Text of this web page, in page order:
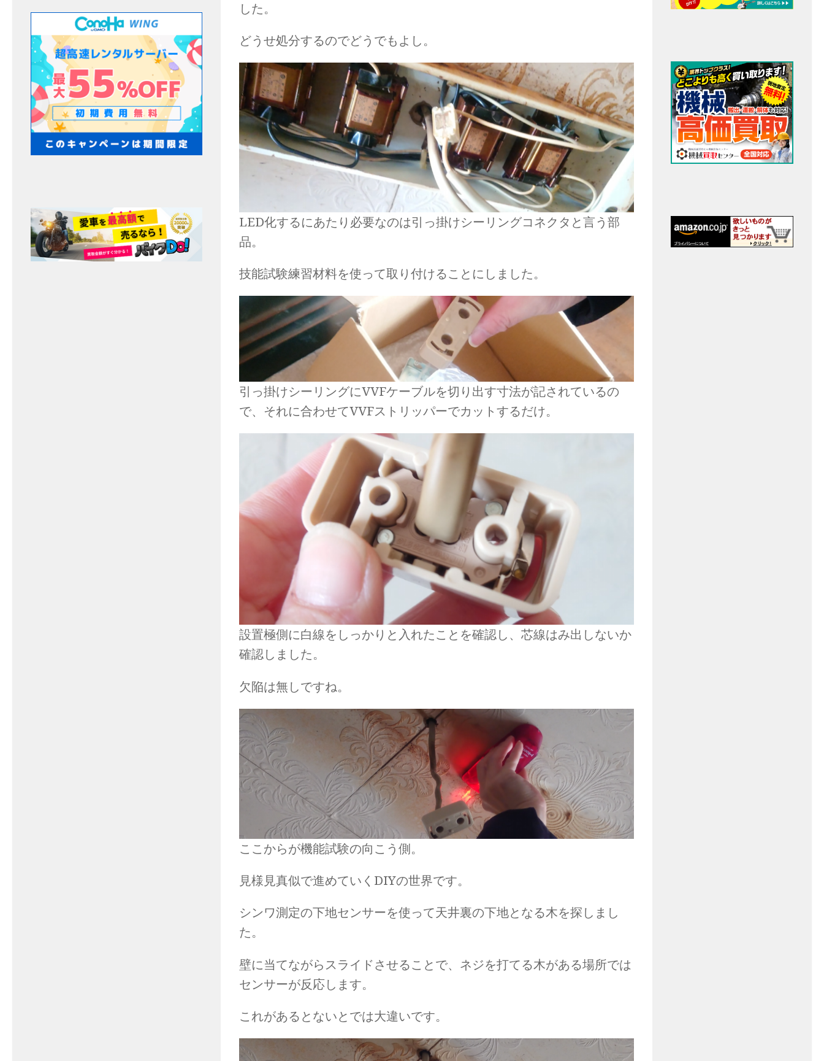
した。
どうせ処分するのでどうでもよし。
LED化するにあたり必要なのは引っ掛けシーリングコネクタと言う部
品。
技能試験練習材料を使って取り付けることにしました。
引っ掛けシーリングにVVFケーブルを切り出す寸法が記されているの
で、それに合わせてVVFストリッパーでカットするだけ。
設置極側に白線をしっかりと入れたことを確認し、芯線はみ出しないか
確認しました。
欠陥は無しですね。
ここからが機能試験の向こう側。
見様見真似で進めていくDIYの世界です。
シンワ測定の下地センサーを使って天井裏の下地となる木を探しまし
た。
壁に当てながらスライドさせることで、ネジを打てる木がある場所では
センサーが反応します。
これがあるとないとでは大違いです。